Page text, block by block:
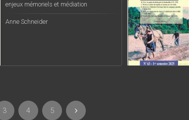
enjeux mémoriels et médiation
Anne Schneider
3 4 5